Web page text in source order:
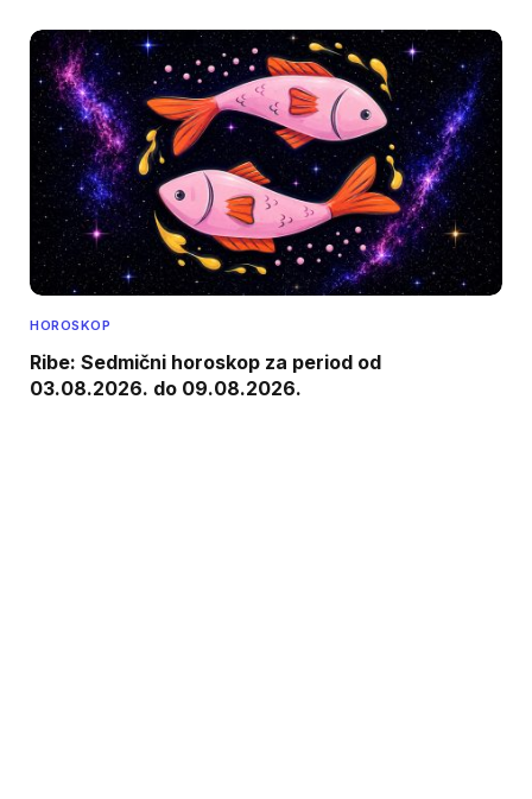
HOROSKOP
Ribe: Sedmični horoskop za period od
03.08.2026. do 09.08.2026.